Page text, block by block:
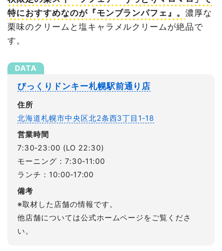
特におすすめなのが『モンブランパフェ』。濃厚な
栗味のクリームと塩キャラメルクリームが絶品で
す。
びっくりドンキー札幌駅前通り店
住所
北海道札幌市中央区北2条西3丁目1‐18
営業時間
7:30‐23:00 (LO 22:30)
モーニング：7:30‐11:00
ランチ：10:00‐17:00
備考
※取材した店舗の情報です。
他店舗については公式ホームページをご覧くださ
い。